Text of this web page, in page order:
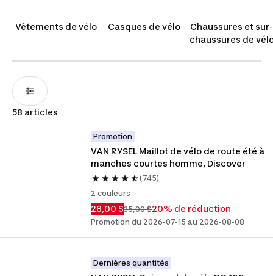
Vêtements de vélo Casques de vélo
Chaussures et sur-
chaussures de
58 articles
Promotion
VAN RYSEL Maillot de vélo de route été à
manches courtes homme, Discover
(745)
2 couleurs
28,00 $35,00 $20% de réduction
Promotion du 2026-07-15 au 2026-08-08
Dernières quantités